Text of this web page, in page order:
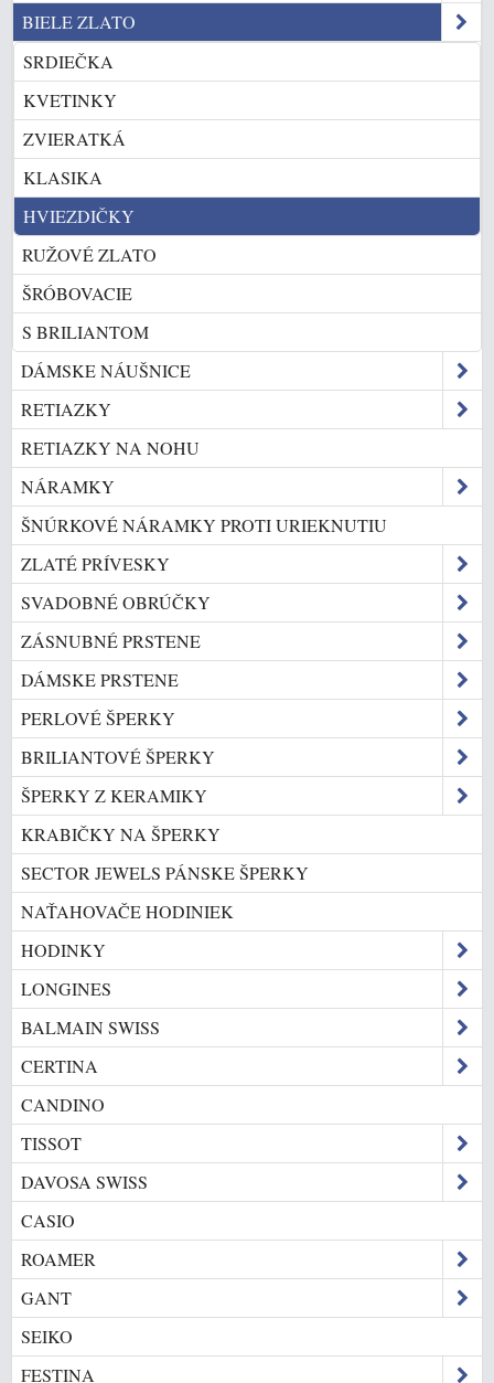
BIELE ZLATO
SRDIEČKA
KVETINKY
ZVIERATKÁ
KLASIKA
HVIEZDIČKY
RUŽOVÉ ZLATO
ŠRÓBOVACIE
S BRILIANTOM
DÁMSKE NÁUŠNICE
RETIAZKY
RETIAZKY NA NOHU
NÁRAMKY
ŠNÚRKOVÉ NÁRAMKY PROTI URIEKNUTIU
ZLATÉ PRÍVESKY
SVADOBNÉ OBRÚČKY
ZÁSNUBNÉ PRSTENE
DÁMSKE PRSTENE
PERLOVÉ ŠPERKY
BRILIANTOVÉ ŠPERKY
ŠPERKY Z KERAMIKY
KRABIČKY NA ŠPERKY
SECTOR JEWELS PÁNSKE ŠPERKY
NAŤAHOVAČE HODINIEK
HODINKY
LONGINES
BALMAIN SWISS
CERTINA
CANDINO
TISSOT
DAVOSA SWISS
CASIO
ROAMER
GANT
SEIKO
FESTINA